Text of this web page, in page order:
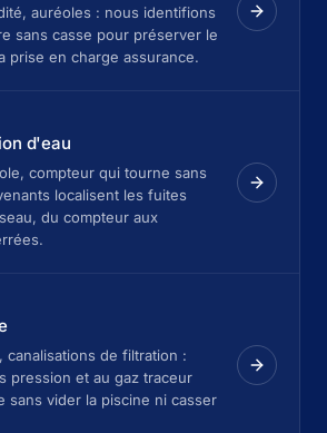
auréoles : nous identifions
sans casse pour préserver le
prise en charge assurance.
d'eau
compteur qui tourne sans
localisent les fuites
du compteur aux
canalisations de filtration :
pression et au gaz traceur
sans vider la piscine ni casser